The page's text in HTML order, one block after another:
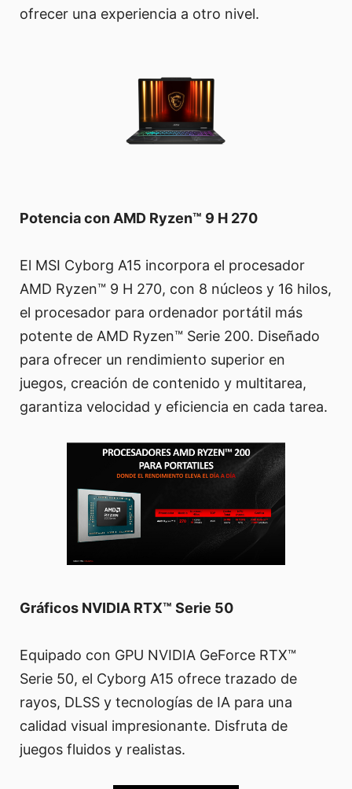
ofrecer una experiencia a otro nivel.
Potencia con AMD Ryzen™ 9 H 270
El MSI Cyborg A15 incorpora el procesador
AMD Ryzen™ 9 H 270, con 8 núcleos y 16 hilos,
el procesador para ordenador portátil más
potente de AMD Ryzen™ Serie 200. Diseñado
para ofrecer un rendimiento superior en
juegos, creación de contenido y multitarea,
garantiza velocidad y eficiencia en cada tarea.
Gráficos NVIDIA RTX™ Serie 50
Equipado con GPU NVIDIA GeForce RTX™
Serie 50, el Cyborg A15 ofrece trazado de
rayos, DLSS y tecnologías de IA para una
calidad visual impresionante. Disfruta de
juegos fluidos y realistas.